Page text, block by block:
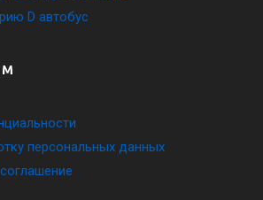
D автобус
персональных данных